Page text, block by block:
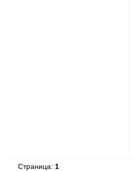
Страница: 1